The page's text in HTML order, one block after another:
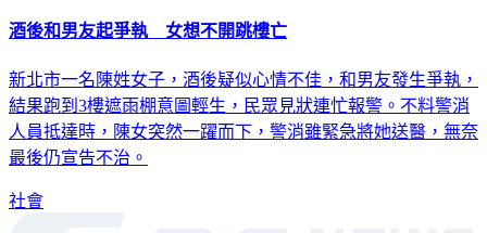
酒後和男友起爭執 女想不開跳樓亡
新北市一名陳姓女子，酒後疑似心情不佳，和男友發生爭執，
結果跑到3樓遮雨棚意圖輕生，民眾見狀連忙報警。不料警消
人員抵達時，陳女突然一躍而下，警消雖緊急將她送醫，無奈
最後仍宣告不治。
社會